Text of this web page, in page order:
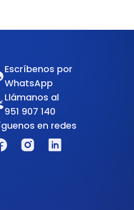
Escríbenos por
WhatsApp
Llámanos al
951 907 140
en redes